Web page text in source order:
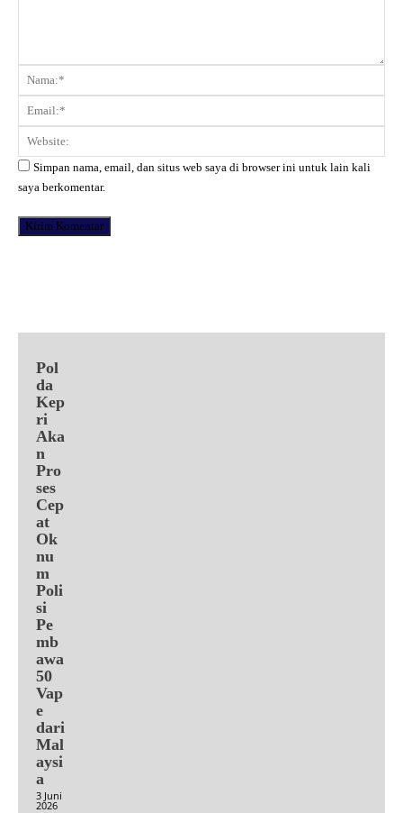
Komentar:
Simpan nama, email, dan situs web saya di browser ini untuk lain kali
saya berkomentar.
Pol
da
Kep
ri
Aka
n
Pro
ses
Cep
at
Ok
nu
m
Poli
si
Pe
mb
awa
50
Vap
e
dari
Mal
aysi
a
3 Juni
2026